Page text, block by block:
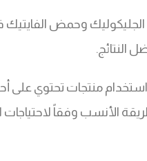
وحمض الفايتيك
النتائج.
منتجات تحتوي
الأنسب وفقاً لاحتياجات